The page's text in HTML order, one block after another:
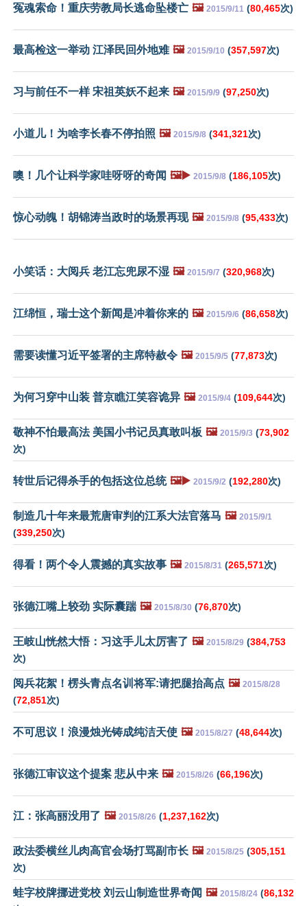
冤魂索命！重庆劳教局长逃命坠楼亡 🖼️ 2015/9/11 (80,465次)
最高检这一举动 江泽民回外地难 🖼️ 2015/9/10 (357,597次)
习与前任不一样 宋祖英妖不起来 🖼️ 2015/9/9 (97,250次)
小道儿！为啥李长春不停拍照 🖼️ 2015/9/8 (341,321次)
噢！几个让科学家哇呀呀的奇闻 🖼️▶️ 2015/9/8 (186,105次)
惊心动魄！胡锦涛当政时的场景再现 🖼️ 2015/9/8 (95,433次)
小笑话：大阅兵 老江忘兜尿不湿 🖼️ 2015/9/7 (320,968次)
江绵恒，瑞士这个新闻是冲着你来的 🖼️ 2015/9/6 (86,658次)
需要读懂习近平签署的主席特赦令 🖼️ 2015/9/5 (77,873次)
为何习穿中山装 普京瞧江笑容诡异 🖼️ 2015/9/4 (109,644次)
敬神不怕最高法 美国小书记员真敢叫板 🖼️ 2015/9/3 (73,902
次)
转世后记得杀手的包括这位总统 🖼️▶️ 2015/9/2 (192,280次)
制造几十年来最荒唐审判的江系大法官落马 🖼️ 2015/9/1
(339,250次)
得看！两个令人震撼的真实故事 🖼️ 2015/8/31 (265,571次)
张德江嘴上较劲 实际囊踹 🖼️ 2015/8/30 (76,870次)
王岐山恍然大悟：习这手儿太厉害了 🖼️ 2015/8/29 (384,753
次)
阅兵花絮！楞头青点名训将军:请把腿抬高点 🖼️ 2015/8/28
(72,851次)
不可思议！浪漫烛光铸成纯洁天使 🖼️ 2015/8/27 (48,644次)
张德江审议这个提案 悲从中来 🖼️ 2015/8/26 (66,196次)
江：张高丽没用了 🖼️ 2015/8/26 (1,237,162次)
政法委横丝儿肉高官会场打骂副市长 🖼️ 2015/8/25 (305,151
次)
蛙字校牌挪进党校 刘云山制造世界奇闻 🖼️ 2015/8/24 (86,132